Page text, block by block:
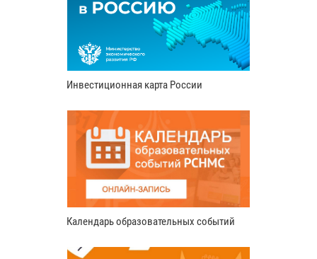
Инвестиционная карта России
Календарь образовательных событий